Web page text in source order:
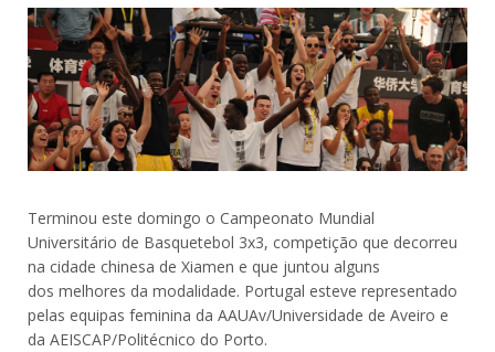
Terminou este domingo o Campeonato Mundial
Universitário de Basquetebol 3x3, competição que decorreu
na cidade chinesa de Xiamen e que juntou alguns
dos melhores da modalidade. Portugal esteve representado
pelas equipas feminina da AAUAv/Universidade de Aveiro e
da AEISCAP/Politécnico do Porto.